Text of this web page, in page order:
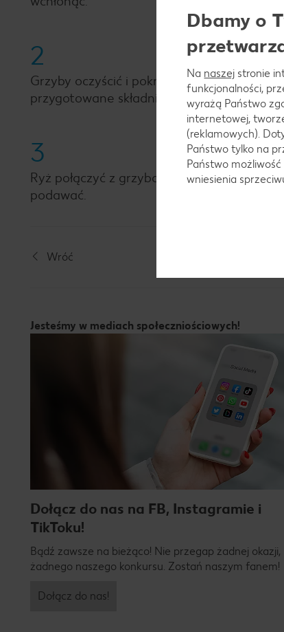
2
Grzyby oczyścić i pokroić w plasterki.
przygotowane składniki podsmażyć na
3
Ryż połączyć z grzybami i groszkiem,
podawać.
Wróć
Jesteśmy w mediach społeczniościowych!
Dołącz do nas na FB, Instagramie i
TikToku!
Bądź zawsze na bieżąco! Nie przegap żadnej okazji,
żadnego naszego konkursu. Zostań naszym fanem!
Dołącz do nas!
Dbamy o
Na naszej stronie
funkcjonalności,
wyrażą Państwo
internetowej,
(reklamowych).
Państwo tylko na
Państwo
wniesienia